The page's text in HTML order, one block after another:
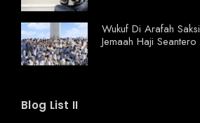
Wukuf Di Arafah
Jemaah Haji Seantero
Blog List II